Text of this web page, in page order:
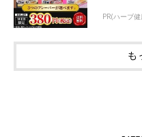
PR(ハーブ
も